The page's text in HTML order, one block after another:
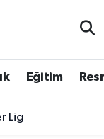
Eğitim
Lig